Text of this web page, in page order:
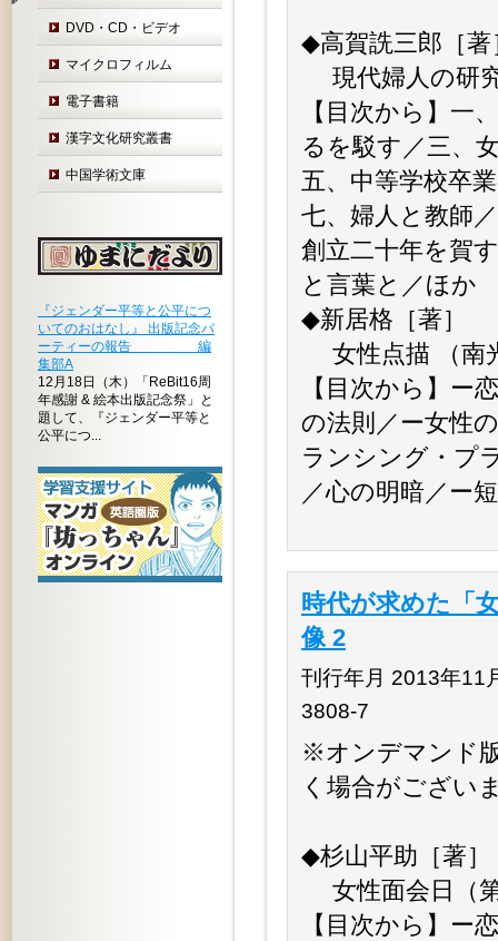
DVD・CD・ビデオ
マイクロフィルム
電子書籍
漢字文化研究叢書
中国学術文庫
『ジェンダー平等と公平につ
いてのおはなし』 出版記念パ
ーティーの報告 編
集部A
12月18日（木）「ReBit16周
年感謝 & 絵本出版記念祭」と
題して、『ジェンダー平等と
公平につ...
◆高賀詵三郎［著
現代婦人の研
【目次から】一
るを駁す／三、
五、中等学校卒
七、婦人と教師
創立二十年を賀
と言葉と／ほか
◆新居格［著］
女性点描 （
【目次から】ー
の法則／ー女性
ランシング・プ
／心の明暗／ー
時代が求めた
像 2
刊行年月 2013年11
3808-7
※オンデマンド
く場合がござい
◆杉山平助［著］
女性面会日（
【目次から】ー